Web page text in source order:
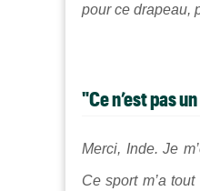
pour ce drapeau,
"Ce n’est pas
Merci, Inde. Je
Ce sport m’a